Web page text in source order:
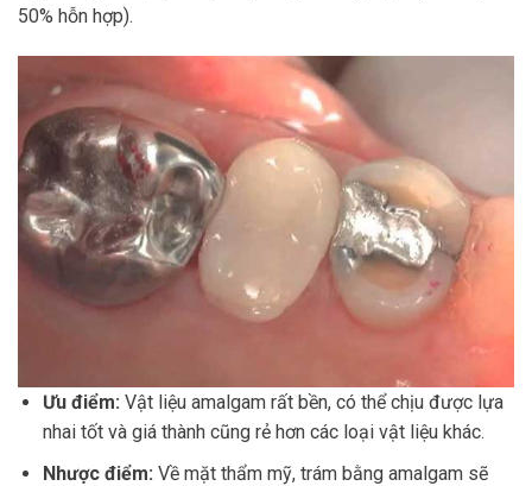
50% hỗn hợp).
Ưu điểm: Vật liệu amalgam rất bền, có thể chịu được lựa
nhai tốt và giá thành cũng rẻ hơn các loại vật liệu khác.
Nhược điểm: Về mặt thẩm mỹ, trám bằng amalgam sẽ